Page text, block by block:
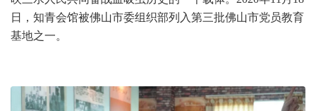
日，知青会馆被佛山市委组织部列入第三批佛山市党员教育
基地之一。